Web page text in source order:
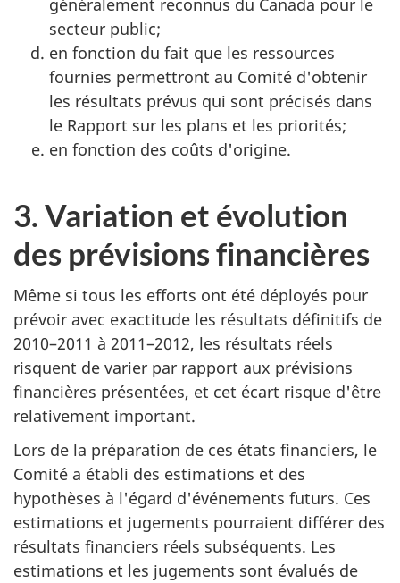
généralement reconnus du Canada pour le
secteur public;
en fonction du fait que les ressources
fournies permettront au Comité d'obtenir
les résultats prévus qui sont précisés dans
le Rapport sur les plans et les priorités;
en fonction des coûts d'origine.
3. Variation et évolution
des prévisions financières
Même si tous les efforts ont été déployés pour
prévoir avec exactitude les résultats définitifs de
2010–2011 à 2011–2012, les résultats réels
risquent de varier par rapport aux prévisions
financières présentées, et cet écart risque d'être
relativement important.
Lors de la préparation de ces états financiers, le
Comité a établi des estimations et des
hypothèses à l'égard d'événements futurs. Ces
estimations et jugements pourraient différer des
résultats financiers réels subséquents. Les
estimations et les jugements sont évalués de